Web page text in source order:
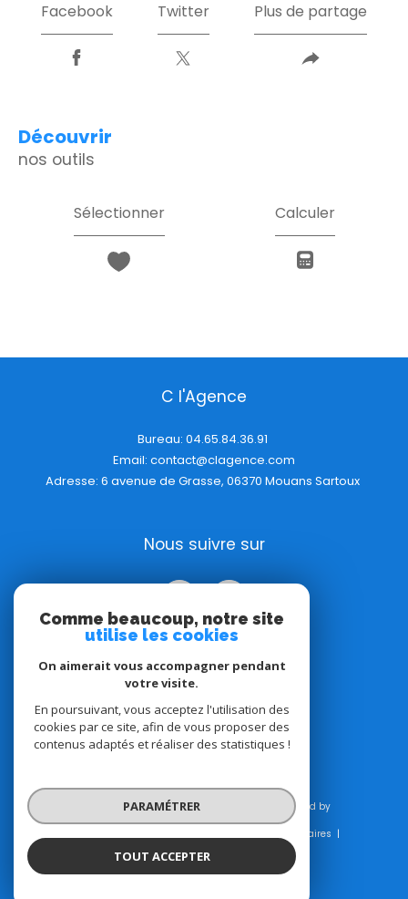
Facebook Twitter Plus de partage
découvrir
nos outils
Sélectionner Calculer
C l'Agence
Bureau: 04.65.84.36.91
Email: contact@clagence.com
Adresse: 6 avenue de Grasse, 06370 Mouans Sartoux
Nous suivre sur
© 2026 | Tous droits réservés | Traduction powered by
Google |
Honoraires
Cookies
Comme beaucoup, notre site
utilise les cookies
On aimerait vous accompagner pendant
votre visite.
En poursuivant, vous acceptez l'utilisation des
cookies par ce site, afin de vous proposer des
contenus adaptés et réaliser des statistiques !
PARAMÉTRER
TOUT ACCEPTER